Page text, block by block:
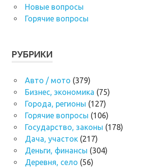
Новые вопросы
Горячие вопросы
РУБРИКИ
Авто / мото (379)
Бизнес, экономика (75)
Города, регионы (127)
Горячие вопросы (106)
Государство, законы (178)
Дача, участок(217)
Деньги, финансы (304)
Деревня, село (56)